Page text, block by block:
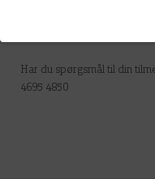
Har du spørgsmål til din
4695 4850